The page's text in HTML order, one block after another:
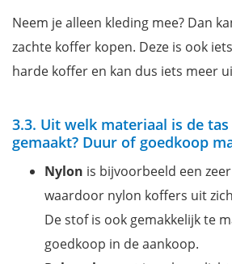
Neem je alleen kleding mee? Dan
zachte koffer kopen. Deze is ook
harde koffer en kan dus iets meer
3.3. Uit welk materiaal is de
gemaakt? Duur of goedkoop
Nylon is bijvoorbeeld een
waardoor nylon koffers uit
De stof is ook gemakkelijk te
goedkoop in de aankoop.